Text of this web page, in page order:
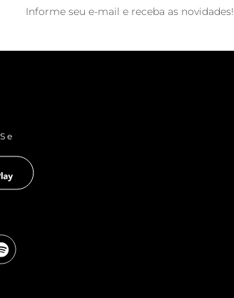
Informe seu e-mail e receba as novidades!
e